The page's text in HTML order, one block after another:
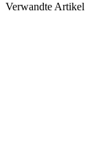
Verwandte Artikel